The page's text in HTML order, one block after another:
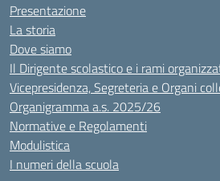
Presentazione
La storia
Dove siamo
Il Dirigente scolastico e i rami
Vicepresidenza, Segreteria e Organi
Organigramma a.s. 2025/26
Normative e Regolamenti
Modulistica
I numeri della scuola